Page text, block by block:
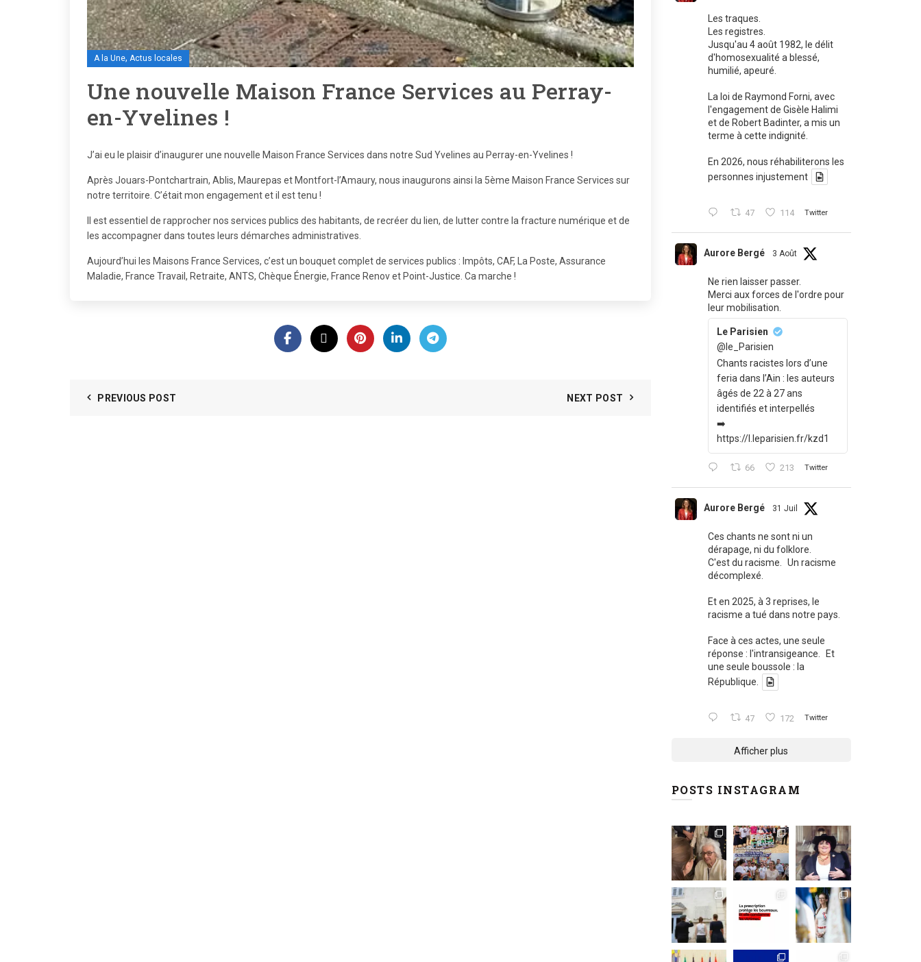
A la Une, Actus locales
Une nouvelle Maison France Services au Perray-
en-Yvelines !
J’ai eu le plaisir d’inaugurer une nouvelle Maison France Services dans notre Sud Yvelines au Perray-en-Yvelines !
Après Jouars-Pontchartrain, Ablis, Maurepas et Montfort-l’Amaury, nous inaugurons ainsi la 5ème Maison France Services sur
notre territoire. C’était mon engagement et il est tenu !
Il est essentiel de rapprocher nos services publics des habitants, de recréer du lien, de lutter contre la fracture numérique et de
les accompagner dans toutes leurs démarches administratives.
Aujourd’hui les Maisons France Services, c’est un bouquet complet de services publics : Impôts, CAF, La Poste, Assurance
Maladie, France Travail, Retraite, ANTS, Chèque Énergie, France Renov et Point-Justice. Ca marche !
PREVIOUS POST NEXT POST
Les traques.
Les registres.
Jusqu'au 4 août 1982, le délit
d'homosexualité a blessé,
humilié, apeuré.
La loi de Raymond Forni, avec
l'engagement de Gisèle Halimi
et de Robert Badinter, a mis un
terme à cette indignité.
En 2026, nous réhabiliterons les
personnes injustement
47 114 Twitter
Aurore Bergé 3 Août
Ne rien laisser passer.
Merci aux forces de l'ordre pour
leur mobilisation.
Le Parisien
@le_Parisien
Chants racistes lors d’une
feria dans l’Ain : les auteurs
âgés de 22 à 27 ans
identifiés et interpellés
➡️
https://l.leparisien.fr/kzd1
66 213 Twitter
Aurore Bergé 31 Juil
Ces chants ne sont ni un
dérapage, ni du folklore.
C'est du racisme. Un racisme
décomplexé.
Et en 2025, à 3 reprises, le
racisme a tué dans notre pays.
Face à ces actes, une seule
réponse : l'intransigeance. Et
une seule boussole : la
République.
47 172 Twitter
Afficher plus
POSTS INSTAGRAM